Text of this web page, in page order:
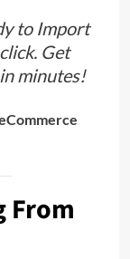
to Import
Get
minutes!
From